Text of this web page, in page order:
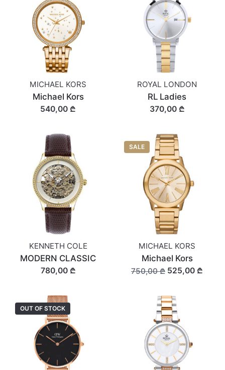
MICHAEL KORS
Michael Kors
540,00 ₾
ROYAL LONDON
RL Ladies
370,00 ₾
KENNETH COLE
MODERN CLASSIC
780,00 ₾
SALE
MICHAEL KORS
Michael Kors
750,00 ₾ 525,00 ₾
OUT OF STOCK